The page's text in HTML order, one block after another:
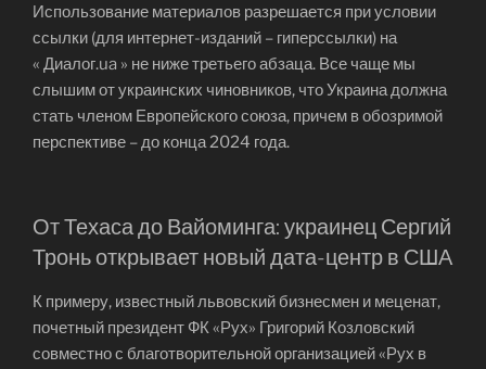
Использование материалов разрешается при условии
ссылки (для интернет-изданий – гиперссылки) на
« Диалог.ua » не ниже третьего абзаца. Все чаще мы
слышим от украинских чиновников, что Украина должна
стать членом Европейского союза, причем в обозримой
перспективе – до конца 2024 года.
От Техаса до Вайоминга: украинец Сергий
Тронь открывает новый дата-центр в США
К примеру, известный львовский бизнесмен и меценат,
почетный президент ФК «Рух» Григорий Козловский
совместно с благотворительной организацией «Рух в